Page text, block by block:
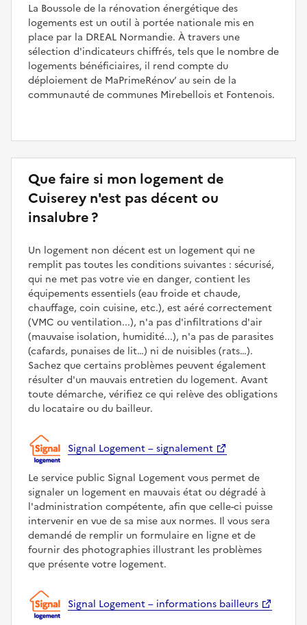
La Boussole de la rénovation énergétique des
logements est un outil à portée nationale mis en
place par la DREAL Normandie. À travers une
sélection d'indicateurs chiffrés, tels que le nombre de
logements bénéficiaires, il rend compte du
déploiement de MaPrimeRénov’ au sein de la
communauté de communes Mirebellois et Fontenois.
Que faire si mon logement de
Cuiserey n'est pas décent ou
insalubre ?
Un logement non décent est un logement qui ne
remplit pas toutes les conditions suivantes : sécurisé,
qui ne met pas votre vie en danger, contient les
équipements essentiels (eau froide et chaude,
chauffage, coin cuisine, etc.), est aéré correctement
(VMC ou ventilation...), n'a pas d'infiltrations d'air
(mauvaise isolation, humidité...), n'a pas de parasites
(cafards, punaises de lit…) ni de nuisibles (rats…).
Sachez que certains problèmes peuvent également
résulter d'un mauvais entretien du logement. Avant
toute démarche, vérifiez ce qui relève des obligations
du locataire ou du bailleur.
Signal Logement – signalement
Le service public Signal Logement vous permet de
signaler un logement en mauvais état ou dégradé à
l'administration compétente, afin que celle-ci puisse
intervenir en vue de sa mise aux normes. Il vous sera
demandé de remplir un formulaire en ligne et de
fournir des photographies illustrant les problèmes
que présente votre logement.
Signal Logement – informations bailleurs